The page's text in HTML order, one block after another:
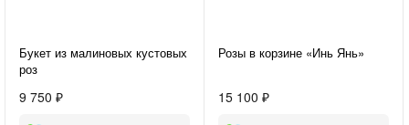
Букет из малиновых кустовых
роз
9 750 ₽
Розы в корзине «Инь Янь»
15 100 ₽